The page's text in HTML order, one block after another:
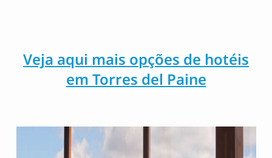
Veja aqui mais opções de hotéis
em Torres del Paine